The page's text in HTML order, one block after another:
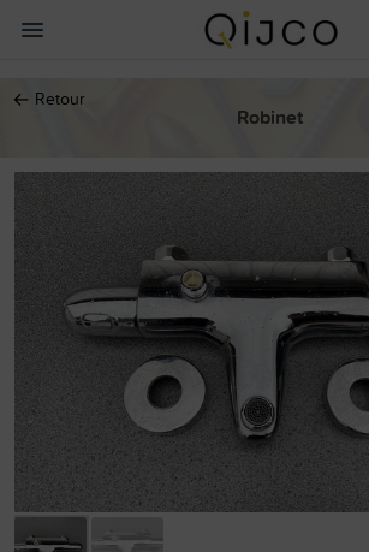
← Retour
Robinet